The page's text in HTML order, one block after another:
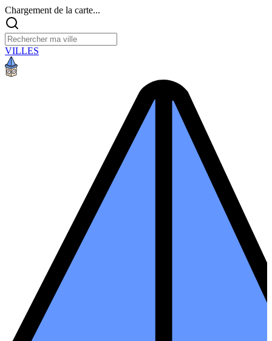
Chargement de la carte...
VILLES